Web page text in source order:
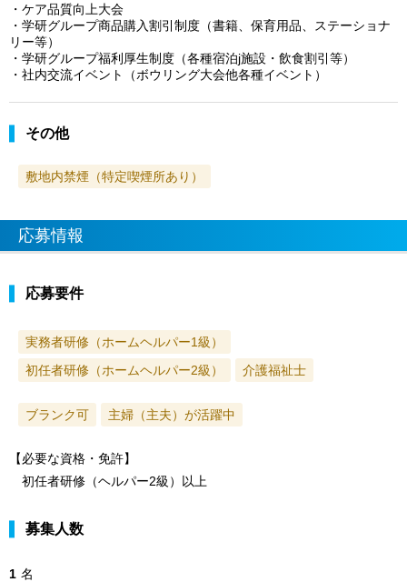
・ケア品質向上大会
・学研グループ商品購入割引制度（書籍、保育用品、ステーショナ
リー等）
・学研グループ福利厚生制度（各種宿泊j施設・飲食割引等）
・社内交流イベント（ボウリング大会他各種イベント）
その他
敷地内禁煙（特定喫煙所あり）
応募情報
応募要件
実務者研修（ホームヘルパー1級）
初任者研修（ホームヘルパー2級）
介護福祉士
ブランク可 主婦（主夫）が活躍中
【必要な資格・免許】
初任者研修（ヘルパー2級）以上
募集人数
1 名